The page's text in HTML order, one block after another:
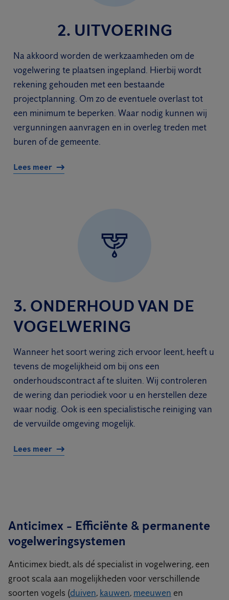
2. UITVOERING
Na akkoord worden de werkzaamheden om de
vogelwering te plaatsen ingepland. Hierbij wordt
rekening gehouden met een bestaande
projectplanning. Om zo de eventuele overlast tot
een minimum te beperken. Waar nodig kunnen wij
vergunningen aanvragen en in overleg treden met
buren of de gemeente.
Lees meer
3. ONDERHOUD VAN DE
VOGELWERING
Wanneer het soort wering zich ervoor leent, heeft u
tevens de mogelijkheid om bij ons een
onderhoudscontract af te sluiten. Wij controleren
de wering dan periodiek voor u en herstellen deze
waar nodig. Ook is een specialistische reiniging van
de vervuilde omgeving mogelijk.
Lees meer
Anticimex - Efficiënte & permanente
vogelweringsystemen
Anticimex biedt, als dé specialist in vogelwering, een
groot scala aan mogelijkheden voor verschillende
soorten vogels (duiven, kauwen, meeuwen en